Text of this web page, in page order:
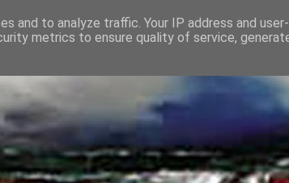
and to analyze traffic. Your IP address and
metrics to ensure quality of service,